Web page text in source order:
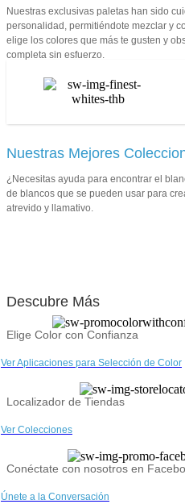
Nuestras exclusivas paletas han sido
personalidad, permitiéndote mezclar y
elige los colores que más te gusten y
completa sin esfuerzo.
Nuestras Mejores
¿Necesitas ayuda para encontrar el
de blancos que se pueden usar para
atrevido y llamativo.
Descubre Más
Elige Color con Confianza
Ver Aplicaciones para Selección de Color
Localizador de Tiendas
Ver Colecciones
Conéctate con nosotros en
Únete a la Conversación